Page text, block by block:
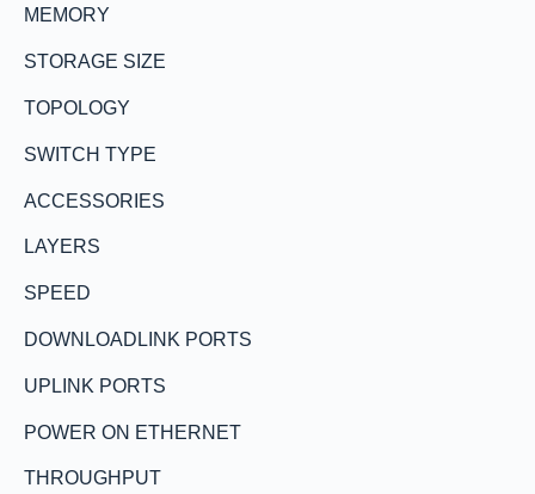
MEMORY
STORAGE SIZE
TOPOLOGY
SWITCH TYPE
ACCESSORIES
LAYERS
SPEED
DOWNLOADLINK PORTS
UPLINK PORTS
POWER ON ETHERNET
THROUGHPUT